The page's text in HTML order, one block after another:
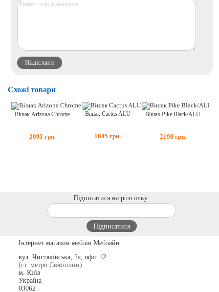
Схожі товари
Вішак Arizona Chrome
2093 грн.
Вішак Cactus ALU
1845 грн.
Вішак Pike Black/ALU
2190 грн.
Підписатися на розсилку:
Інтернет магазин меблів Меблайн
вул. Чистяківська, 2а, офіс 12
(ст. метро Святошин)
м. Київ
Україна
03062